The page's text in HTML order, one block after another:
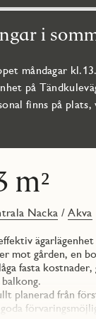
i
måndagar
på
finns på
m²
Nacka /Akva
mot gården, en
fasta
planerad från